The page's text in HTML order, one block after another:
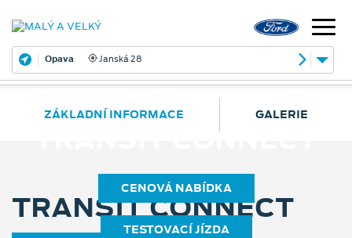
Opava Janská 28
TRANSIT CONNECT
CENOVÁ NABÍDKA
TESTOVACÍ JÍZDA
ZÁKLADNÍ INFORMACE GALERIE
TRANSIT CONNECT